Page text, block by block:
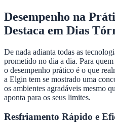
Desempenho na
Destaca em Dias
De nada adianta todas as
prometido no dia a dia. Para
o desempenho prático é o que
a Elgin tem se mostrado uma
os ambientes agradáveis mesmo
aponta para os seus limites.
Resfriamento Rápido e